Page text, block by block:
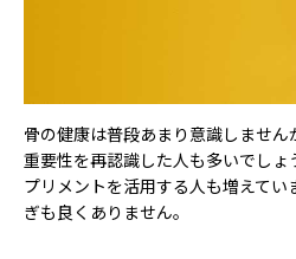
骨の健康は普段あまり意識しませ
重要性を再認識した人も多いでしょ
プリメントを活用する人も増えて
ぎも良くありません。